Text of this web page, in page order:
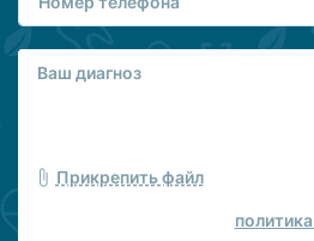
Прикрепить файл